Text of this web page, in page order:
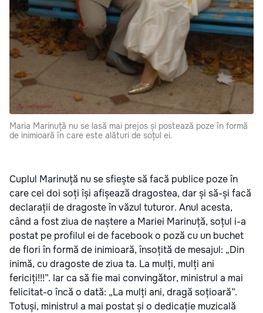
Maria Marinuță nu se lasă mai prejos și postează poze în formă
de inimioară în care este alături de soțul ei.
Cuplul Marinuță nu se sfiește să facă publice poze în
care cei doi soți își afișează dragostea, dar și să-și facă
declarații de dragoste în văzul tuturor. Anul acesta,
când a fost ziua de naștere a Mariei Marinuță, soțul i-a
postat pe profilul ei de facebook o poză cu un buchet
de flori în formă de inimioară, însoțită de mesajul: „Din
inimă, cu dragoste de ziua ta. La mulți, mulți ani
fericiți!!!”. Iar ca să fie mai convingător, ministrul a mai
felicitat-o încă o dată: „La mulți ani, dragă soțioară”.
Totuși, ministrul a mai postat și o dedicație muzicală